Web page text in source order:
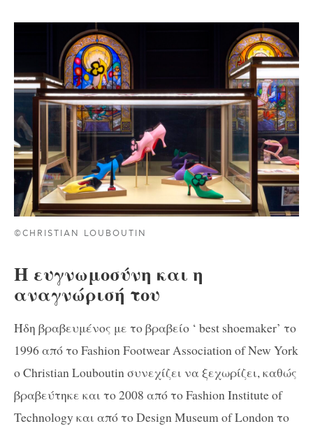
©CHRISTIAN LOUBOUTIN
Η ευγνωμοσύνη και η
αναγνώρισή του
Ήδη βραβευμένος με το βραβείο ‘ best shoemaker’ το
1996 από τοFashion Footwear Association ofNew York
οChristian Louboutin συνεχίζει να ξεχωρίζει, καθώς
βραβεύτηκε και το 2008 από τοFashion Instituteof
Technology και από τοDesign Museum ofLondon το